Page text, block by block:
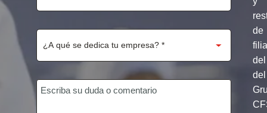
de
del
del